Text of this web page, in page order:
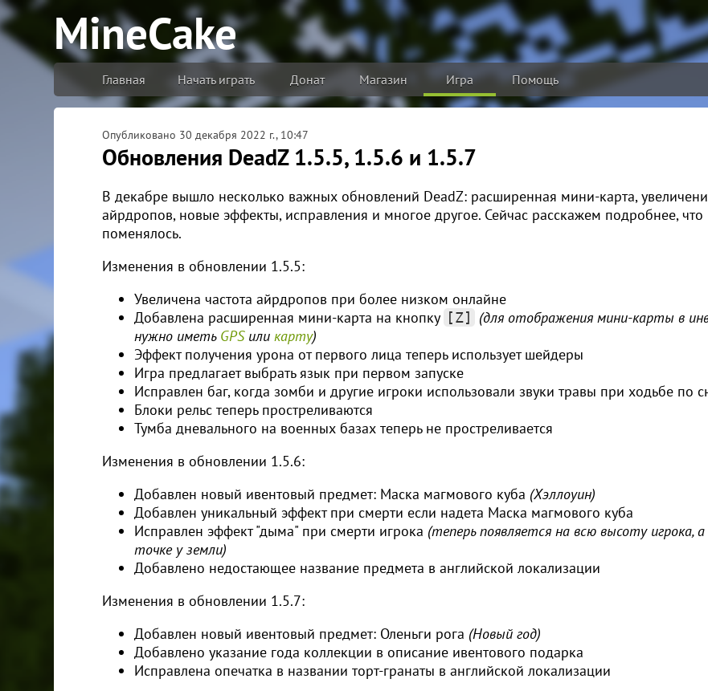
MineCake
Главная Начать играть Донат Магазин Игра Помощь
Опубликовано 30 декабря 2022 г., 10:47
Обновления DeadZ 1.5.5, 1.5.6 и 1.5.7
В декабре вышло несколько важных обновлений DeadZ: расширенная мини-карта,
айрдропов, новые эффекты, исправления и многое другое. Сейчас расскажем подробнее, что
поменялось.
Изменения в обновлении 1.5.5:
Увеличена частота айрдропов при более низком онлайне
Добавлена расширенная мини-карта на кнопку [Z]
(для отображения мини-карты в
нужно иметь GPSиликарту)
Эффект получения урона от первого лица теперь использует шейдеры
Игра предлагает выбрать язык при первом запуске
Исправлен баг, когда зомби и другие игроки использовали звуки травы при ходьбе по
Блоки рельс теперь простреливаются
Тумба дневального на военных базах теперь не простреливается
Изменения в обновлении 1.5.6:
Добавлен новый ивентовый предмет: Маска магмового куба (Хэллоуин)
Добавлен уникальный эффект при смерти если надета Маска магмового куба
Исправлен эффект "дыма" при смерти игрока (теперь появляется на всю высоту игрока,
точке у земли)
Добавлено недостающее название предмета в английской локализации
Изменения в обновлении 1.5.7:
Добавлен новый ивентовый предмет: Оленьги рога (Новый год)
Добавлено указание года коллекции в описание ивентового подарка
Исправлена опечатка в названии торт-гранаты в английской локализации